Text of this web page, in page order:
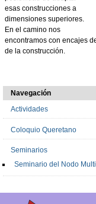
esas construcciones a
dimensiones superiores.
En el camino nos
encontramos con encajes
de la construcción.
Navegación
Actividades
Coloquio Queretano
Seminarios
Seminario del Nodo